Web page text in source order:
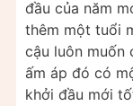
đầu của năm
thêm một tuổi
cậu luôn muốn
ấm áp đó có
khởi đầu mới